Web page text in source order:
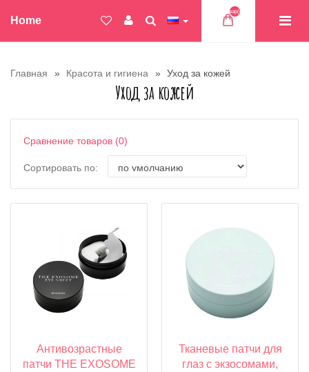
Home
Товар(ов)
Главная Красота и гигиена Уход за кожей
Уход за кожей
Сравнение товаров (0)
Сортировать по:
Антивозрастные
патчи THE EXOSOME
Тканевые патчи для
глаз с экзосомами,